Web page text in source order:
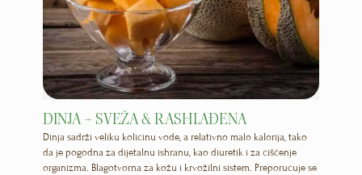
DINJA – SVEŽA & RASHLAĐENA
Dinja sadrži veliku količinu vode, a relativno malo kalorija, tako
da je pogodna za dijetalnu ishranu, kao diuretik i za čišćenje
organizma. Blagotvorna za kožu i krvožilni sistem. Preporučuje se